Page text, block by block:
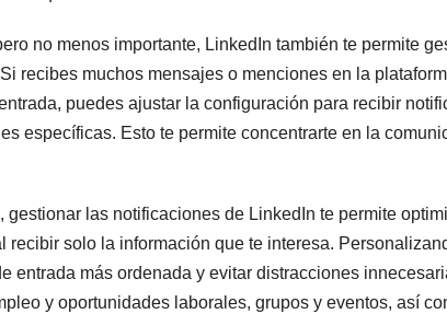
no menos importante, LinkedIn también te permite
recibes muchos mensajes o menciones en la
puedes ajustar la configuración para recibir
específicas. Esto te permite concentrarte en la
gestionar las notificaciones de LinkedIn te permite
recibir solo la información que te interesa.
entrada más ordenada y evitar distracciones
y oportunidades laborales, grupos y eventos, así